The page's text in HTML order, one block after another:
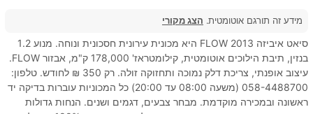
מידע זה תורגם אוטומטית. הצג מקורי
סיאט איביזה FLOW 2013 היא מכונית עירונית חסכונית ונוחה. מנוע 1.2
בנזין, תיבת הילוכים אוטומטית, קילומטראז' 178,000 ק"מ, אבזור FLOW.
עיצוב אופנתי, צריכת דלק נמוכה ותחזוקה זולה. רק 350 ₪ לחודש. טלפון:
058-4488700 (משעה 08:00 עד 20:00) כל המכוניות עוברות בדיקה יד
ראשונה ובמכירה מוקדמת. מבחר צבעים, דגמים ושנים. הנחות גדולות